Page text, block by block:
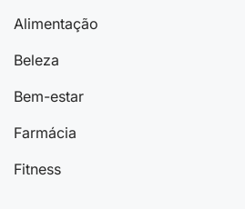
Alimentação
Beleza
Bem-estar
Farmácia
Fitness